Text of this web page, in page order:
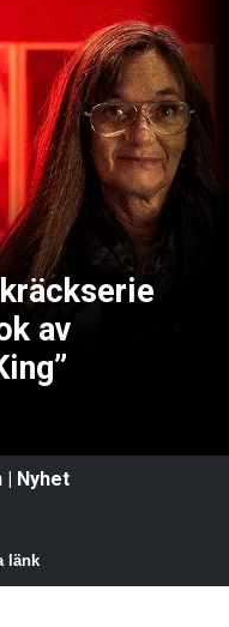
av
| Nyhet
länk